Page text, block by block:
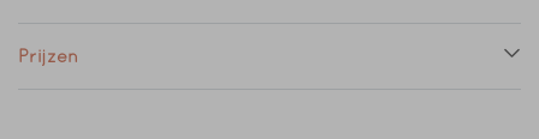
Prijzen